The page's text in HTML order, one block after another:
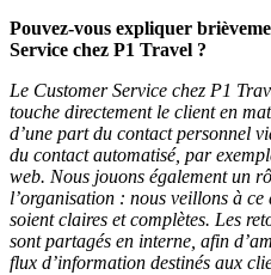
Pouvez-vous expliquer
Service chez P1 Travel ?
Le Customer Service chez P1
touche directement le client en
d’une part du contact personnel
du contact automatisé, par
web. Nous jouons également un
l’organisation : nous veillons à
soient claires et complètes. Les
sont partagés en interne, afin
flux d’information destinés aux